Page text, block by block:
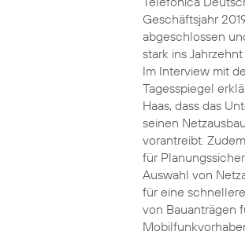
Geschäftsjahr
abgeschlossen
stark ins
Im Interview mit
Tagesspiegel
Haas, dass das
seinen
vorantreibt.
für
Auswahl von
für eine
von Bauanträgen